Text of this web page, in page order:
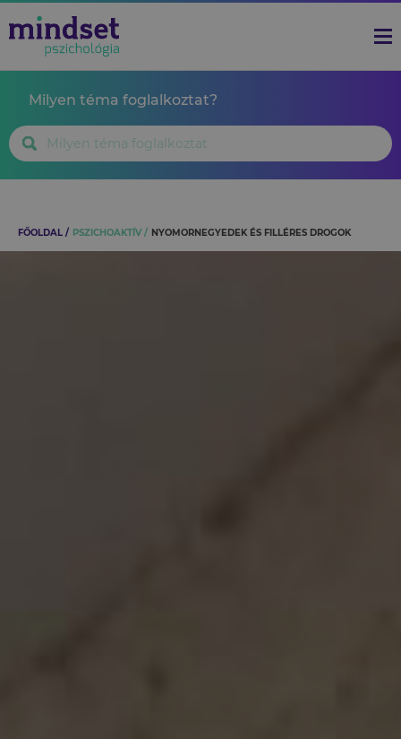
Milyen téma foglalkoztat?
FŐOLDAL PSZICHOAKTÍV NYOMORNEGYEDEK ÉS FILLÉRES DROGOK